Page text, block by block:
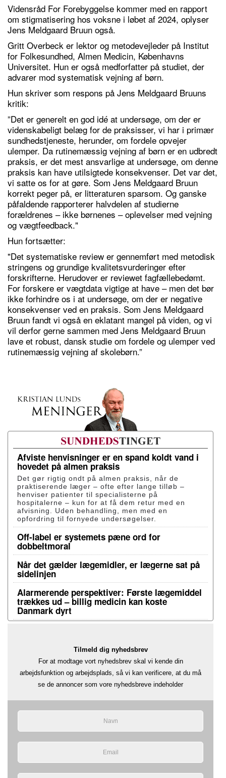
Vidensråd For Forebyggelse kommer med en rapport
om stigmatisering hos voksne i løbet af 2024, oplyser
Jens Meldgaard Bruun også.
Gritt Overbeck er lektor og metodevejleder på Institut
for Folkesundhed, Almen Medicin, Københavns
Universitet. Hun er også medforfatter på studiet, der
advarer mod systematisk vejning af børn.
Hun skriver som respons på Jens Meldgaard Bruuns
kritik:
”Det er generelt en god idé at undersøge, om der er
videnskabeligt belæg for de praksisser, vi har i primær
sundhedstjeneste, herunder, om fordele opvejer
ulemper. Da rutinemæssig vejning af børn er en udbredt
praksis, er det mest ansvarlige at undersøge, om denne
praksis kan have utilsigtede konsekvenser. Det var det,
vi satte os for at gøre. Som Jens Meldgaard Bruun
korrekt peger på, er litteraturen sparsom. Og ganske
påfaldende rapporterer halvdelen af studierne
forældrenes – ikke børnenes – oplevelser med vejning
og vægtfeedback."
Hun fortsætter:
"Det systematiske review er gennemført med metodisk
stringens og grundige kvalitetsvurderinger efter
forskrifterne. Herudover er reviewet fagfællebedømt.
For forskere er vægtdata vigtige at have – men det bør
ikke forhindre os i at undersøge, om der er negative
konsekvenser ved en praksis. Som Jens Meldgaard
Bruun fandt vi også en eklatant mangel på viden, og vi
vil derfor gerne sammen med Jens Meldgaard Bruun
lave et robust, dansk studie om fordele og ulemper ved
rutinemæssig vejning af skolebørn.”
Afviste henvisninger er en spand koldt vand i
hovedet på almen praksis
Det gør rigtig ondt på almen praksis, når de
praktiserende læger – ofte efter lange tilløb –
henviser patienter til specialisterne på
hospitalerne – kun for at få dem retur med en
afvisning. Uden behandling, men med en
opfordring til fornyede undersøgelser.
Off-label er systemets pæne ord for
dobbeltmoral
Når det gælder lægemidler, er lægerne sat på
sidelinjen
Alarmerende perspektiver: Første lægemiddel
trækkes ud – billig medicin kan koste
Danmark dyrt
Tilmeld dig nyhedsbrev
For at modtage vort nyhedsbrev skal vi kende din
arbejdsfunktion og arbejdsplads, så vi kan verificere, at du må
se de annoncer som vore nyhedsbreve indeholder